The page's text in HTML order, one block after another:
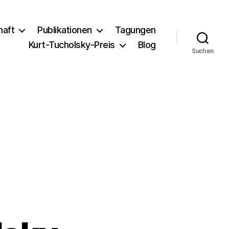
Publikationen
Tagungen
Kurt-Tucholsky-Preis
Blog
Suchen